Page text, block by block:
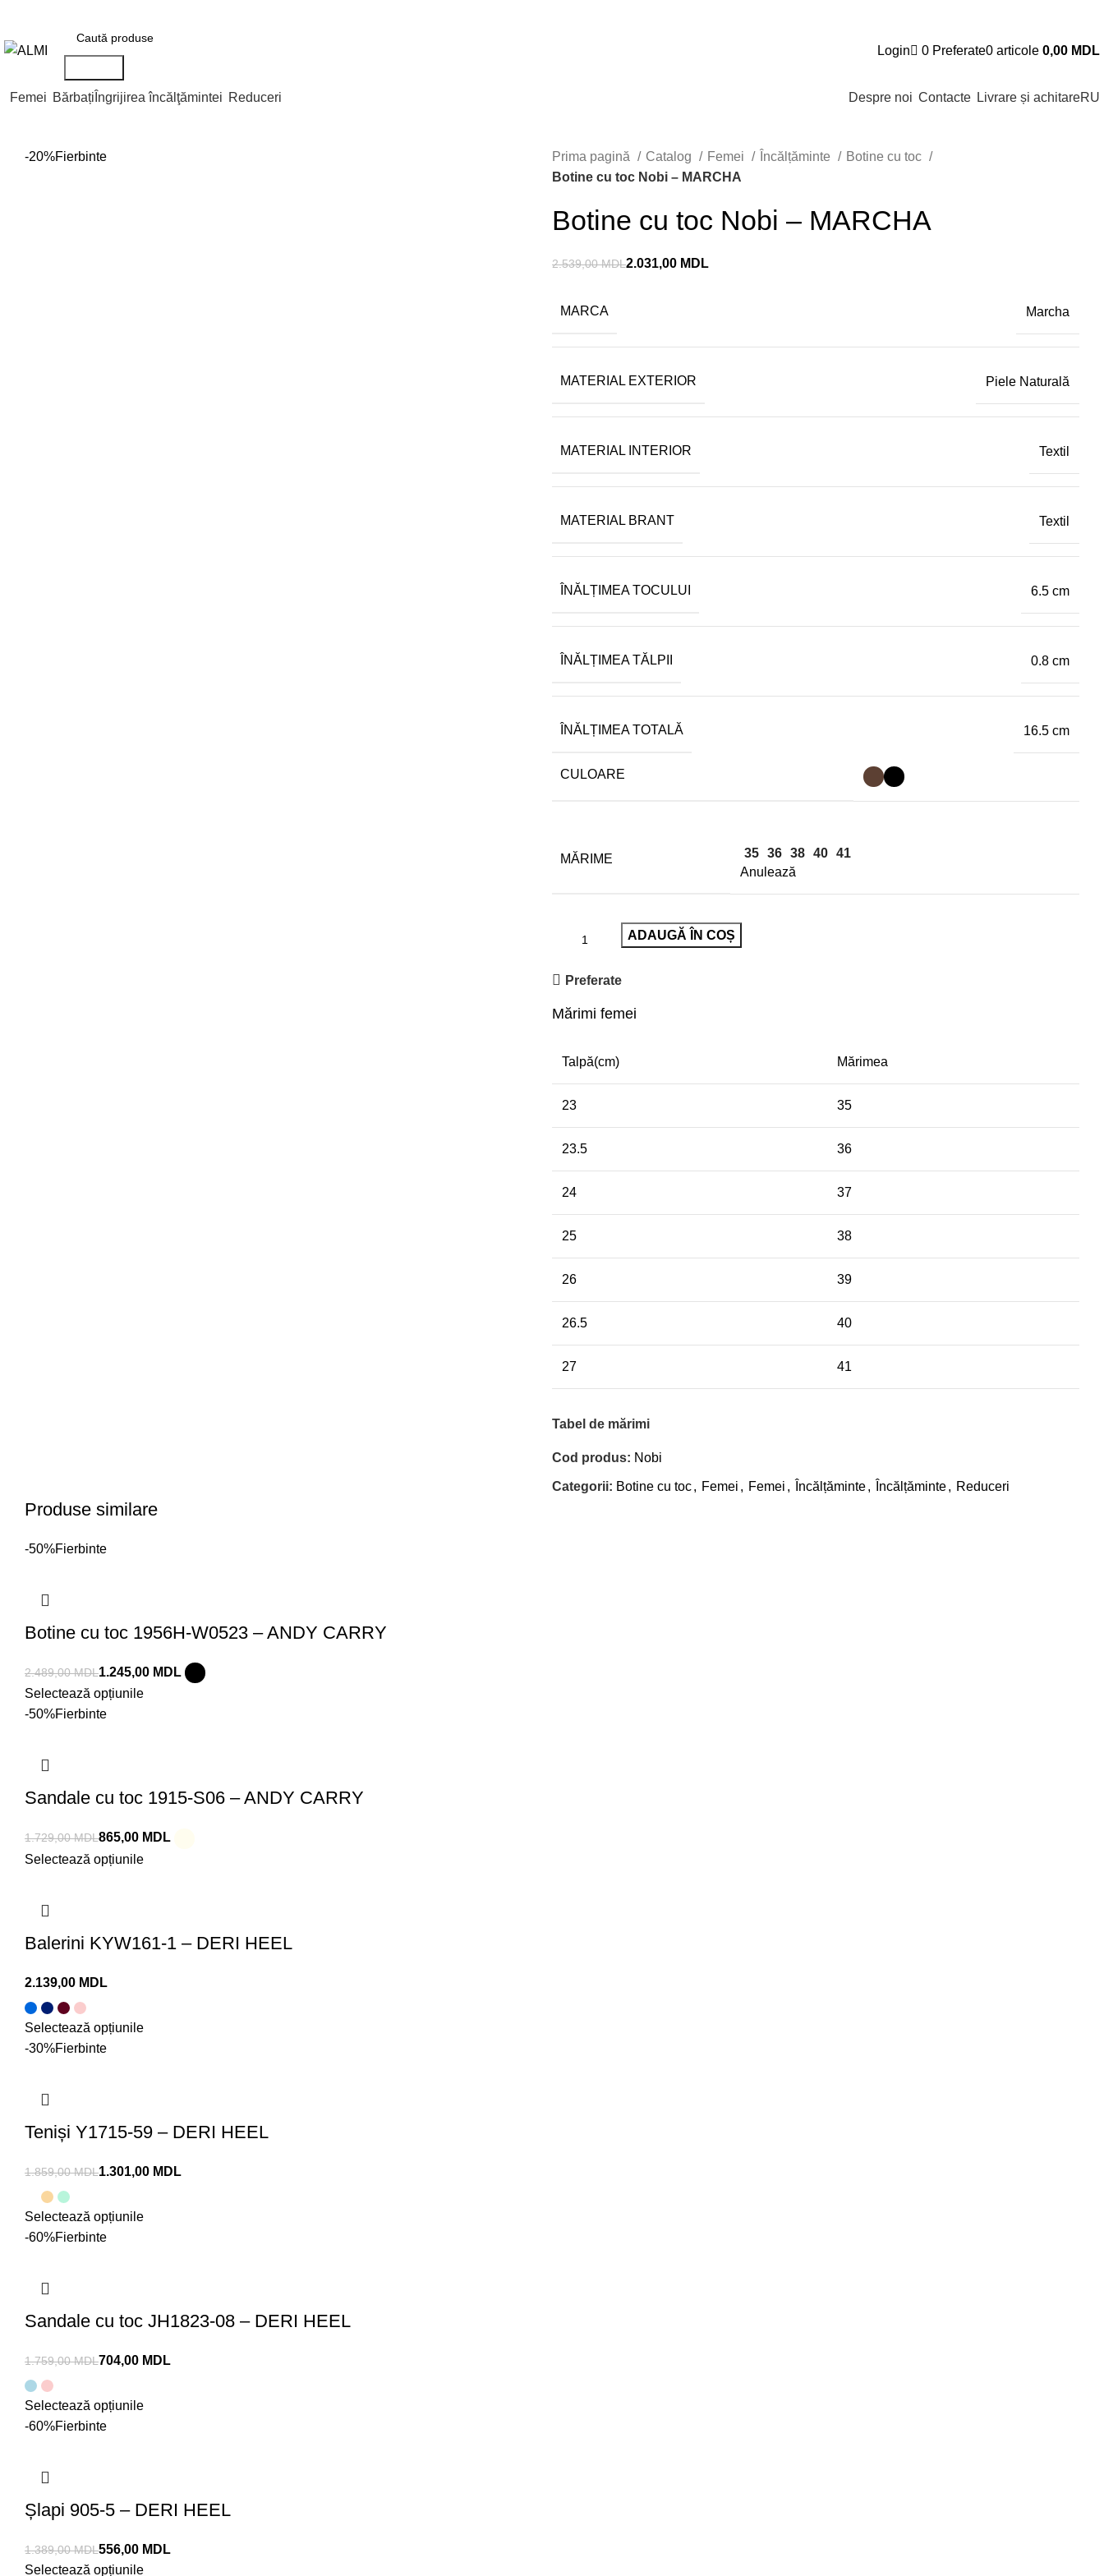
Login 0 Preferate0 articole 0,00 MDL
Femei Bărbați Îngrijirea încălţămintei Reduceri Despre noi Contacte Livrare și achitareRU
-20%Fierbinte Prima pagină Catalog Femei Încălțăminte
Botine cu toc
Botine cu toc Nobi – MARCHA
Botine cu toc Nobi – MARCHA
2.539,00MDL2.031,00 MDL
MARCA Marcha
MATERIAL EXTERIOR Piele Naturală
MATERIAL INTERIOR Textil
MATERIAL BRANT Textil
ÎNĂLȚIMEA TOCULUI 6.5 cm
ÎNĂLȚIMEA TĂLPII 0.8 cm
ÎNĂLȚIMEA TOTALĂ 16.5 cm
CULOARE
MĂRIME 35 36 38 40 41
Anulează
ADAUGĂ ÎN COȘ
Preferate
Mărimi femei
Talpă(cm) Mărimea
23 35
23.5 36
24 37
25 38
26 39
26.5 40
27 41
Tabel de mărimi
Cod produs: Nobi
Categorii: Botine cu toc, Femei , Femei , Încălțăminte, Încălțăminte, Reduceri
Produse similare
-50%Fierbinte
Botine cu toc 1956H-W0523 – ANDY CARRY
2.489,00MDL1.245,00 MDL
Selectează opțiunile
-50%Fierbinte
Sandale cu toc 1915-S06 – ANDY CARRY
1.729,00MDL865,00 MDL
Selectează opțiunile
Balerini KYW161-1 – DERI HEEL
MDL
Selectează opțiunile
-30%Fierbinte
Teniși Y1715-59 – DERI HEEL
1.859,00MDL1.301,00 MDL
Selectează opțiunile
-60%Fierbinte
Sandale cu toc JH1823-08 – DERI HEEL
1.759,00MDL704,00 MDL
Selectează opțiunile
-60%Fierbinte
Șlapi 905-5 – DERI HEEL
1.389,00MDL556,00 MDL
Selectează opțiunile